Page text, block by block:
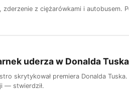
z ciężarówkami i autobusem.
uderza w Donalda
skrytykował premiera Donalda
— stwierdził.